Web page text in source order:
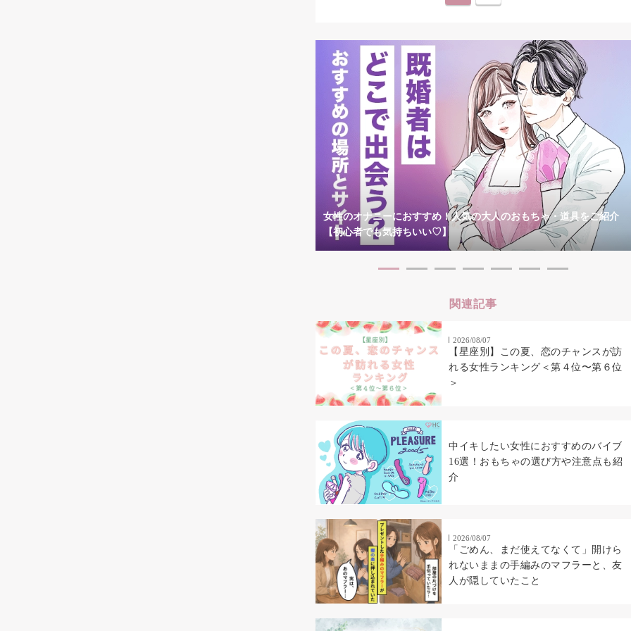
女性のオナニーにおすすめ！人気の大人のおもちゃ・道具をご紹介
【初心者でも気持ちいい♡】
関連記事
2026/08/07
【星座別】この夏、恋のチャンスが訪
れる女性ランキング＜第４位〜第６位
＞
中イキしたい女性におすすめのバイブ
16選！おもちゃの選び方や注意点も紹
介
2026/08/07
「ごめん、まだ使えてなくて」開けら
れないままの手編みのマフラーと、友
人が隠していたこと